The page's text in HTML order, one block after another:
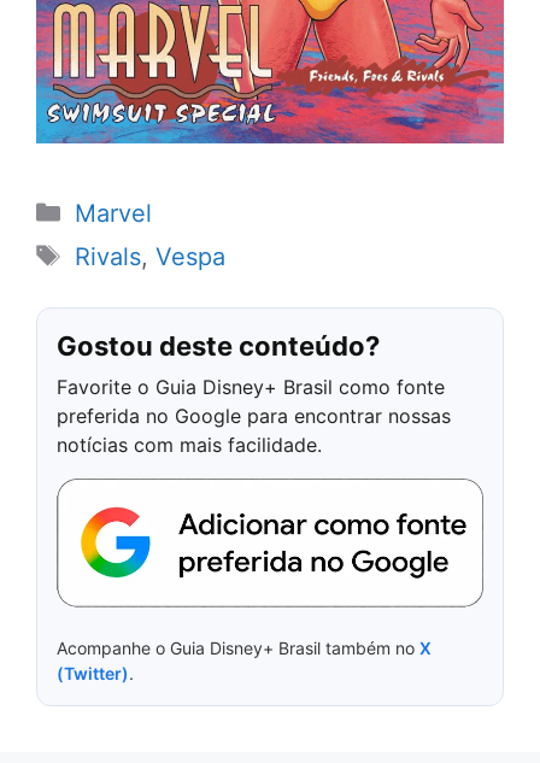
Categorias
Marvel
Tags
Rivals, Vespa
Gostou deste conteúdo?
Favorite o Guia Disney+ Brasil como fonte
preferida no Google para encontrar nossas
notícias com mais facilidade.
Acompanhe o Guia Disney+ Brasil também no X
(Twitter).